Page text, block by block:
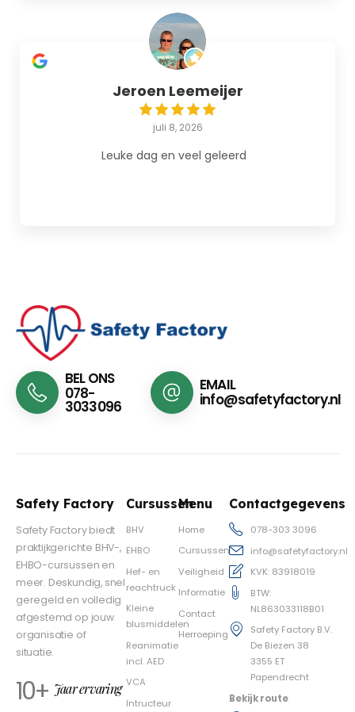
Jeroen Leemeijer
juli 8, 2026
Leuke dag en veel geleerd
BEL ONS
078-
3033096
EMAIL
info@safetyfactory.nl
Safety Factory
Safety Factory biedt
praktijkgerichte BHV-,
EHBO-cursussen en
meer. Deskundig, snel
geregeld en volledig
afgestemd op jouw
organisatie of
situatie.
10+ Jaar ervaring
Cursussen
BHV
EHBO
Hef- en
reachtruck
Kleine
blusmiddelen
Reanimatie
incl. AED
VCA
Intructeur
Menu
Home
Cursussen
Veiligheid
Informatie
Contact
Herroeping
Contactgegevens
078-303 3096
info@safetyfactory.nl
KVK: 83918019
BTW:
NL863033118B01
Safety Factory B.V.
De Biezen 38
3355 ET
Papendrecht
Bekijk route